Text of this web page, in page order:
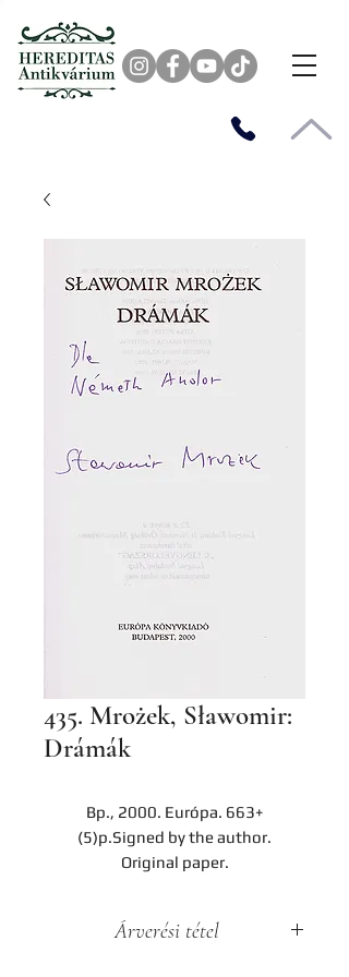
435. Mrożek, Sławomir:
Drámák
Bp., 2000. Európa. 663+
(5)p.Signed by the author.
Original paper.
Árverési tétel